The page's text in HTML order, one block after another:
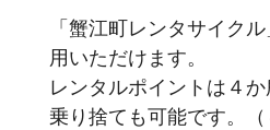
「蟹江町レンタサイク
用いただけます。
レンタルポイントは４
乗り捨ても可能です。